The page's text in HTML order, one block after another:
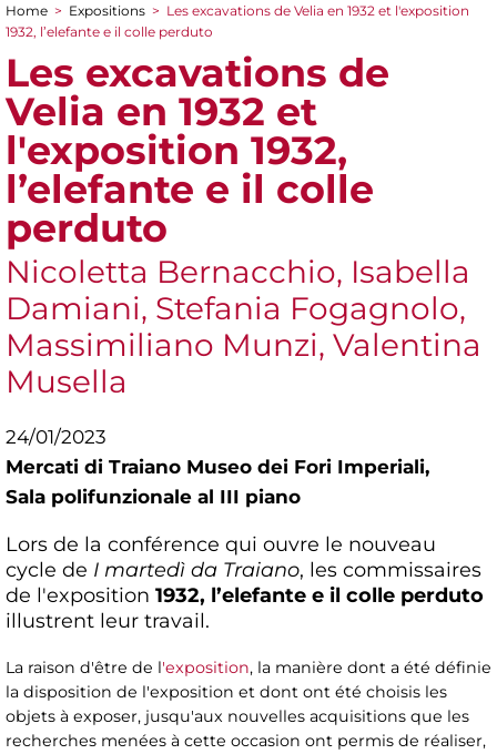
You are here
Home > Expositions > Les excavations de Velia en 1932 et l'exposition
1932, l’elefante e il colle perduto
Les excavations de
Velia en 1932 et
l'exposition 1932,
l’elefante e il colle
perduto
Nicoletta Bernacchio, Isabella
Damiani, Stefania Fogagnolo,
Massimiliano Munzi, Valentina
Musella
24/01/2023
Mercati di Traiano Museo dei Fori Imperiali,
Sala polifunzionale al III piano
Lors de la conférence qui ouvre le nouveau
cycle de I martedì da Traiano, les commissaires
de l'exposition 1932, l’elefante e il colle perduto
illustrent leur travail.
La raison d'être de l'exposition, la manière dont a été définie
la disposition de l'exposition et dont ont été choisis les
objets à exposer, jusqu'aux nouvelles acquisitions que les
recherches menées à cette occasion ont permis de réaliser,